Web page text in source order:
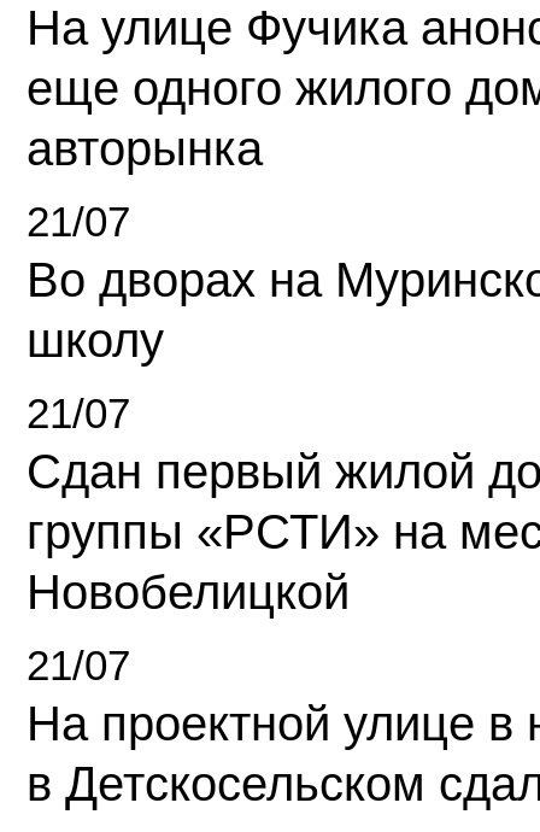
На улице Фучика
еще одного жилого
авторынка
21/07
Во дворах на
школу
21/07
Сдан первый жилой
группы «РСТИ» на
Новобелицкой
21/07
На проектной улице
в Детскосельском